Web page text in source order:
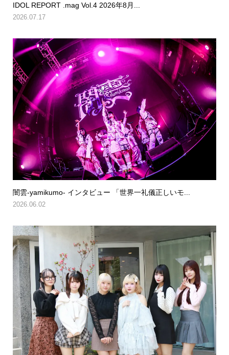
IDOL REPORT .mag Vol.4 2026年8月...
2026.07.17
闇雲-yamikumo- インタビュー 「世界一礼儀正しいモ...
2026.06.02